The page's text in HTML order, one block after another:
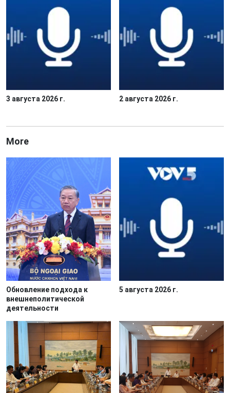
3 августа 2026 г. 2 августа 2026 г.
More
Обновление подхода к
внешнеполитической
деятельности
5 августа 2026 г.